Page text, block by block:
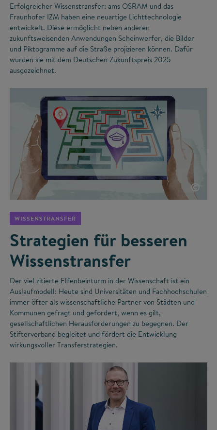
Erfolgreicher Wissenstransfer: ams OSRAM und das
Fraunhofer IZM haben eine neuartige Lichttechnologie
entwickelt. Diese ermöglicht neben anderen
zukunftsweisenden Anwendungen Scheinwerfer, die Bilder
und Piktogramme auf die Straße projizieren können. Dafür
wurden sie mit dem Deutschen Zukunftspreis 2025
ausgezeichnet.
©
WISSENSTRANSFER
Strategien für besseren
Wissenstransfer
Der viel zitierte Elfenbeinturm in der Wissenschaft ist ein
Auslaufmodell: Heute sind Universitäten und Fachhochschulen
immer öfter als wissenschaftliche Partner von Städten und
Kommunen gefragt und gefordert, wenn es gilt,
gesellschaftlichen Herausforderungen zu begegnen. Der
Stifterverband begleitet und fördert die Entwicklung
wirkungsvoller Transferstrategien.